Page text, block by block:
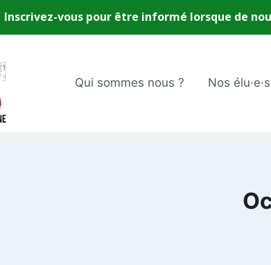
Qui sommes nous ? Nos